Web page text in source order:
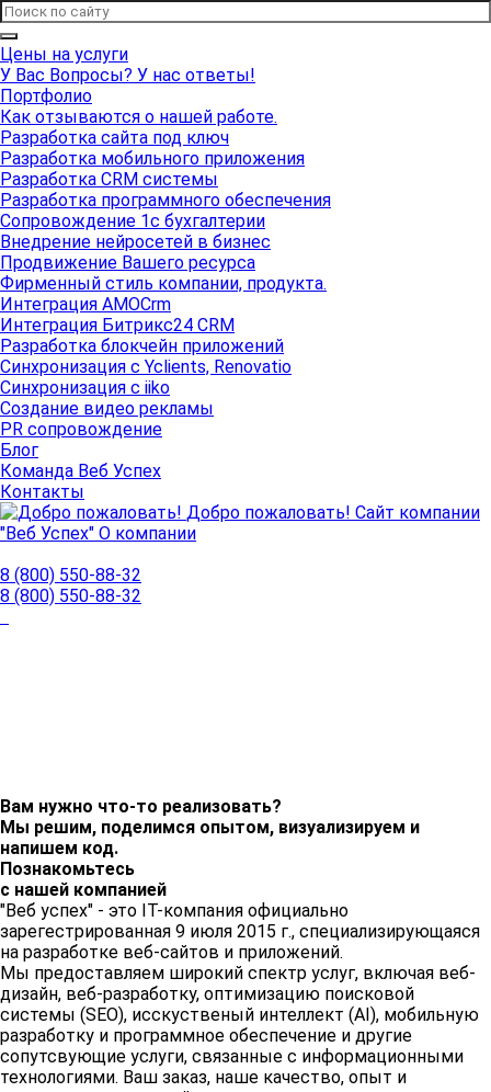
Цены на услуги
У Вас Вопросы? У нас ответы!
Портфолио
Как отзываются о нашей работе.
Разработка сайта под ключ
Разработка мобильного приложения
Разработка CRM системы
Разработка программного обеспечения
Сопровождение 1с бухгалтерии
Внедрение нейросетей в бизнес
Продвижение Вашего ресурса
Фирменный стиль компании, продукта.
Интеграция AMOCrm
Интеграция Битрикс24 CRM
Разработка блокчейн приложений
Синхронизация с Yclients, Renovatio
Синхронизация с iiko
Создание видео рекламы
PR сопровождение
Блог
Команда Веб Успех
Контакты
Добро пожаловать! Сайт компании
"Веб Успех" О компании
8 (800) 550-88-32
8 (800) 550-88-32
Вам нужно что-то реализовать?
Мы решим, поделимся опытом, визуализируем и
напишем код.
Познакомьтесь
с нашей компанией
"Веб успех" - это IT-компания официально
зарегестрированная 9 июля 2015 г., специализирующаяся
на разработке веб-сайтов и приложений.
Мы предоставляем широкий спектр услуг, включая веб-
дизайн, веб-разработку, оптимизацию поисковой
системы (SEO), исскуственый интеллект (AI), мобильную
разработку и программное обеспечение и другие
сопутсвующие услуги, связанные с информационными
технологиями. Ваш заказ, наше качество, опыт и